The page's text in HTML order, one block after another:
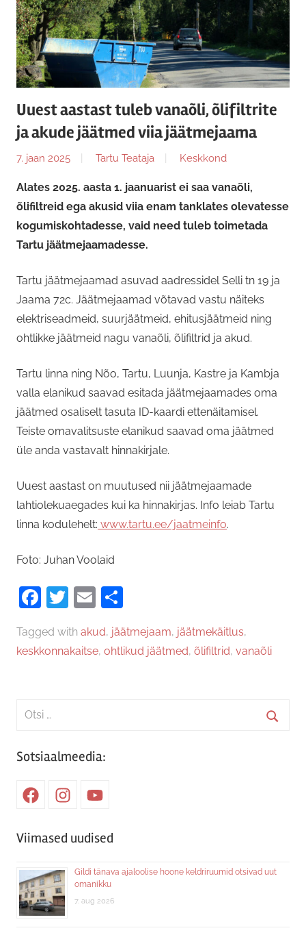
Uuest aastast tuleb vanaõli, õlifiltrite
ja akude jäätmed viia jäätmejaama
7. jaan 2025 Tartu Teataja Keskkond
Alates 2025. aasta 1. jaanuarist ei saa vanaõli,
õlifiltreid ega akusid viia enam tanklates olevatesse
kogumiskohtadesse, vaid need tuleb toimetada
Tartu jäätmejaamadesse.
Tartu jäätmejaamad asuvad aadressidel Selli tn 19 ja
Jaama 72c. Jäätmejaamad võtavad vastu näiteks
elektriseadmeid, suurjäätmeid, ehitusjäätmeid ning
ohtlikke jäätmeid nagu vanaõli, õlifiltrid ja akud.
Tartu linna ning Nõo, Tartu, Luunja, Kastre ja Kambja
valla elanikud saavad esitada jäätmejaamades oma
jäätmed osaliselt tasuta ID-kaardi ettenäitamisel.
Teiste omavalitsuste elanikud saavad oma jäätmed
üle anda vastavalt hinnakirjale.
Uuest aastast on muutused nii jäätmejaamade
lahtiolekuaegades kui ka hinnakirjas. Info leiab Tartu
linna kodulehelt: www.tartu.ee/jaatmeinfo.
Foto: Juhan Voolaid
Facebook
Twitter
Email
Tagged with akud, jäätmejaam, jäätmekäitlus,
keskkonnakaitse, ohtlikud jäätmed, õlifiltrid, vanaõli
Search
Sotsiaalmeedia:
FacebookInstagramYoutube
Viimased uudised
Gildi tänava ajaloolise hoone keldriruumid otsivad uut
omanikku
7. aug 2026